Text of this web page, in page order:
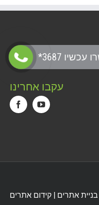
עקבו אחרינו
בניית אתרים | קידום אתרים
3687